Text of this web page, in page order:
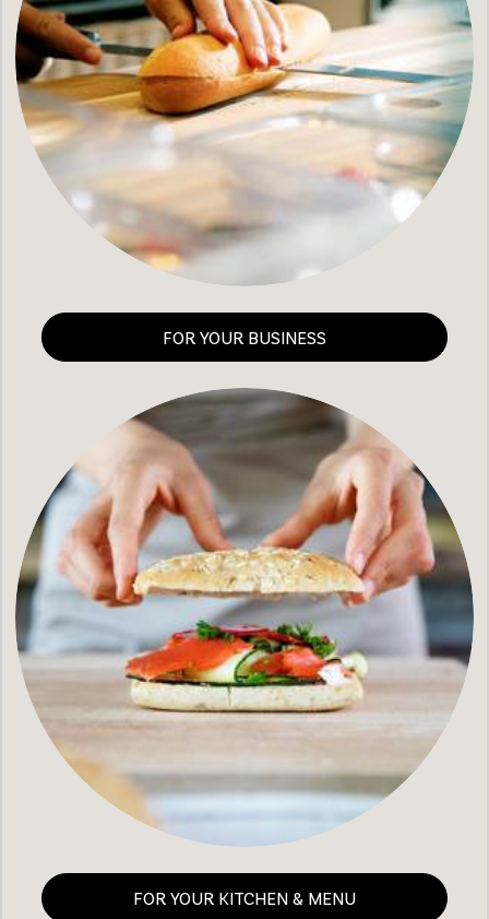
FOR YOUR BUSINESS
FOR YOUR KITCHEN & MENU